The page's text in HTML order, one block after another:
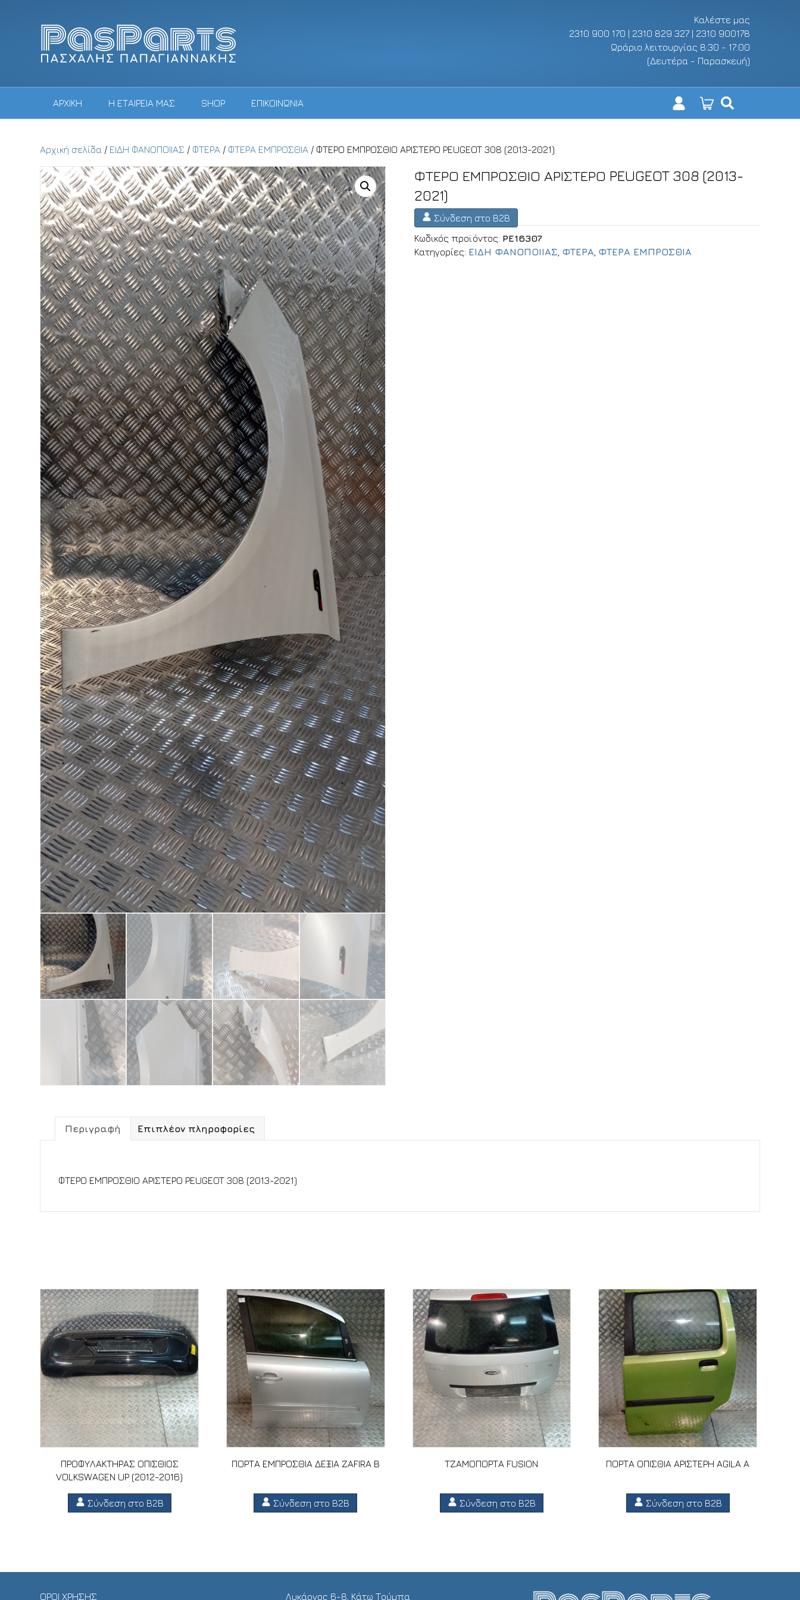
Καλέστε μας
2310 900 170 | 2310 829 327 | 2310 900178
Ωράριο λειτουργίας 8:30 - 17:00
(Δευτέρα - Παρασκευή)
ΑΡΧΙΚΗ Η ΕΤΑΙΡΕΙΑ ΜΑΣ SHOP ΕΠΙΚΟΙΝΩΝΙΑ
Αρχική σελίδα / ΕΙΔΗ ΦΑΝΟΠΟΙΙΑΣ / ΦΤΕΡΑ / ΦΤΕΡΑ ΕΜΠΡΟΣΘΙΑ / ΦΤΕΡΟ ΕΜΠΡΟΣΘΙΟ ΑΡΙΣΤΕΡΟ PEUGEOT 308 (2013-2021)
ΦΤΕΡΟ ΕΜΠΡΟΣΘΙΟ ΑΡΙΣΤΕΡΟ PEUGEOT 308 (2013-
2021)
Σύνδεση στο B2B
Κωδικός προϊόντος: PE16307
Κατηγορίες: ΕΙΔΗ ΦΑΝΟΠΟΙΙΑΣ ΦΤΕΡΑ ΦΤΕΡΑ ΕΜΠΡΟΣΘΙΑ
Περιγραφή Επιπλέον πληροφορίες
ΦΤΕΡΟ ΕΜΠΡΟΣΘΙΟ ΑΡΙΣΤΕΡΟ PEUGEOT 308 (2013-2021)
ΠΡΟΦΥΛΑΚΤΗΡΑΣ ΟΠΙΣΘΙΟΣ
VOLKSWAGEN UP (2012-2016)
Σύνδεση στο B2B
ΠΟΡΤΑ ΕΜΠΡΟΣΘΙΑ ΔΕΞΙΑ ZAFIRA B
Σύνδεση στο B2B
ΤΖΑΜΟΠΟΡΤΑ FUSION
Σύνδεση στο B2B
ΠΟΡΤΑ ΟΠΙΣΘΙΑ ΑΡΙΣΤΕΡΗ AGILA A
Σύνδεση στο B2B
ΟΡΟΙ ΧΡΗΣΗΣ Λυκάονος 6-8, Κάτω Τούμπα